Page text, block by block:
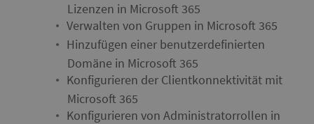
Lizenzen in Microsoft 365
Verwalten von Gruppen in Microsoft 365
Hinzufügen einer benutzerdefinierten
Domäne in Microsoft 365
Konfigurieren der Clientkonnektivität mit
Microsoft 365
Konfigurieren von Administratorrollen in